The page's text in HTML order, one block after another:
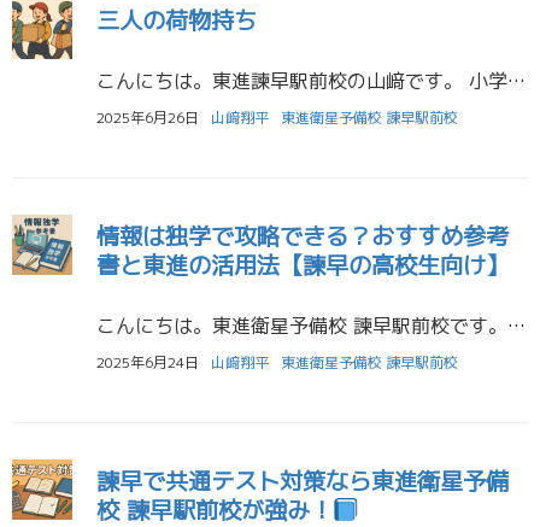
三人の荷物持ち
こんにちは。東進諫早駅前校の山﨑です。 小学二年生の長男が学校の宿題として、 「こころの手をつなごう」の音読をしていました。 音読を聞きながら「三人の荷物持ち」という小話を思い出したので、少し話をしたいと思います。 旅の […]
2025年6月26日 山﨑翔平 東進衛星予備校 諫早駅前校
情報は独学で攻略できる？おすすめ参考
書と東進の活用法【諫早の高校生向け】
こんにちは。東進衛星予備校 諫早駅前校です。 2025年度から共通テストに加わっている新教科「情報」。 まだ参考書も授業も出揃っておらず、 「どう勉強すればいいのか分からない…」と戸惑っている生徒さんも多いのではないでし […]
2025年6月24日 山﨑翔平 東進衛星予備校 諫早駅前校
諫早で共通テスト対策なら東進衛星予備
校 諫早駅前校が強み！